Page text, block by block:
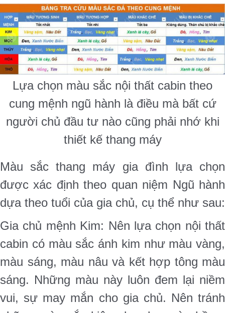
Lựa chọn màu sắc nội thất cabin theo
cung mệnh ngũ hành là điều mà bất cứ
người chủ đầu tư nào cũng phải nhớ khi
thiết kế thang máy
Màu sắc thang máy gia đình lựa chọn
được xác định theo quan niệm Ngũ hành
dựa theo tuổi của gia chủ, cụ thể như sau:
Gia chủ mệnh Kim: Nên lựa chọn nội thất
cabin có màu sắc ánh kim như màu vàng,
màu sáng, màu nâu và kết hợp tông màu
sáng. Những màu này luôn đem lại niềm
vui, sự may mắn cho gia chủ. Nên tránh